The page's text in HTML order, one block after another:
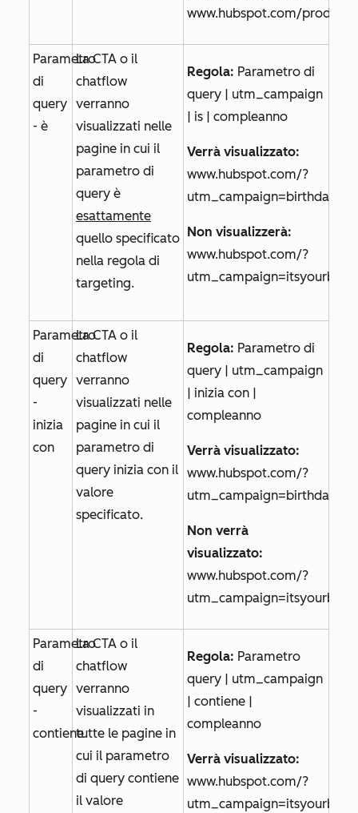
www.hubspot.com/product/
Parametro
di
query
- è
La CTA o il
chatflow
verranno
visualizzati nelle
pagine in cui il
parametro di
query è
esattamente
quello specificato
nella regola di
targeting.
Regola: Parametro di
query | utm_campaign
| is | compleanno
Verrà visualizzato:
www.hubspot.com/?
utm_campaign=birthday
Non visualizzerà:
www.hubspot.com/?
Parametro
di
query
-
inizia
con
La CTA o il
chatflow
verranno
visualizzati nelle
pagine in cui il
parametro di
query inizia con il
valore
specificato.
Regola: Parametro di
query | utm_campaign
| inizia con |
compleanno
Verrà visualizzato:
www.hubspot.com/?
Non verrà
visualizzato:
www.hubspot.com/?
Parametro
di
query
-
contiene
La CTA o il
chatflow
verranno
visualizzati in
tutte le pagine in
cui il parametro
di query contiene
il valore
Regola: Parametro
query | utm_campaign
| contiene |
compleanno
Verrà visualizzato:
www.hubspot.com/?